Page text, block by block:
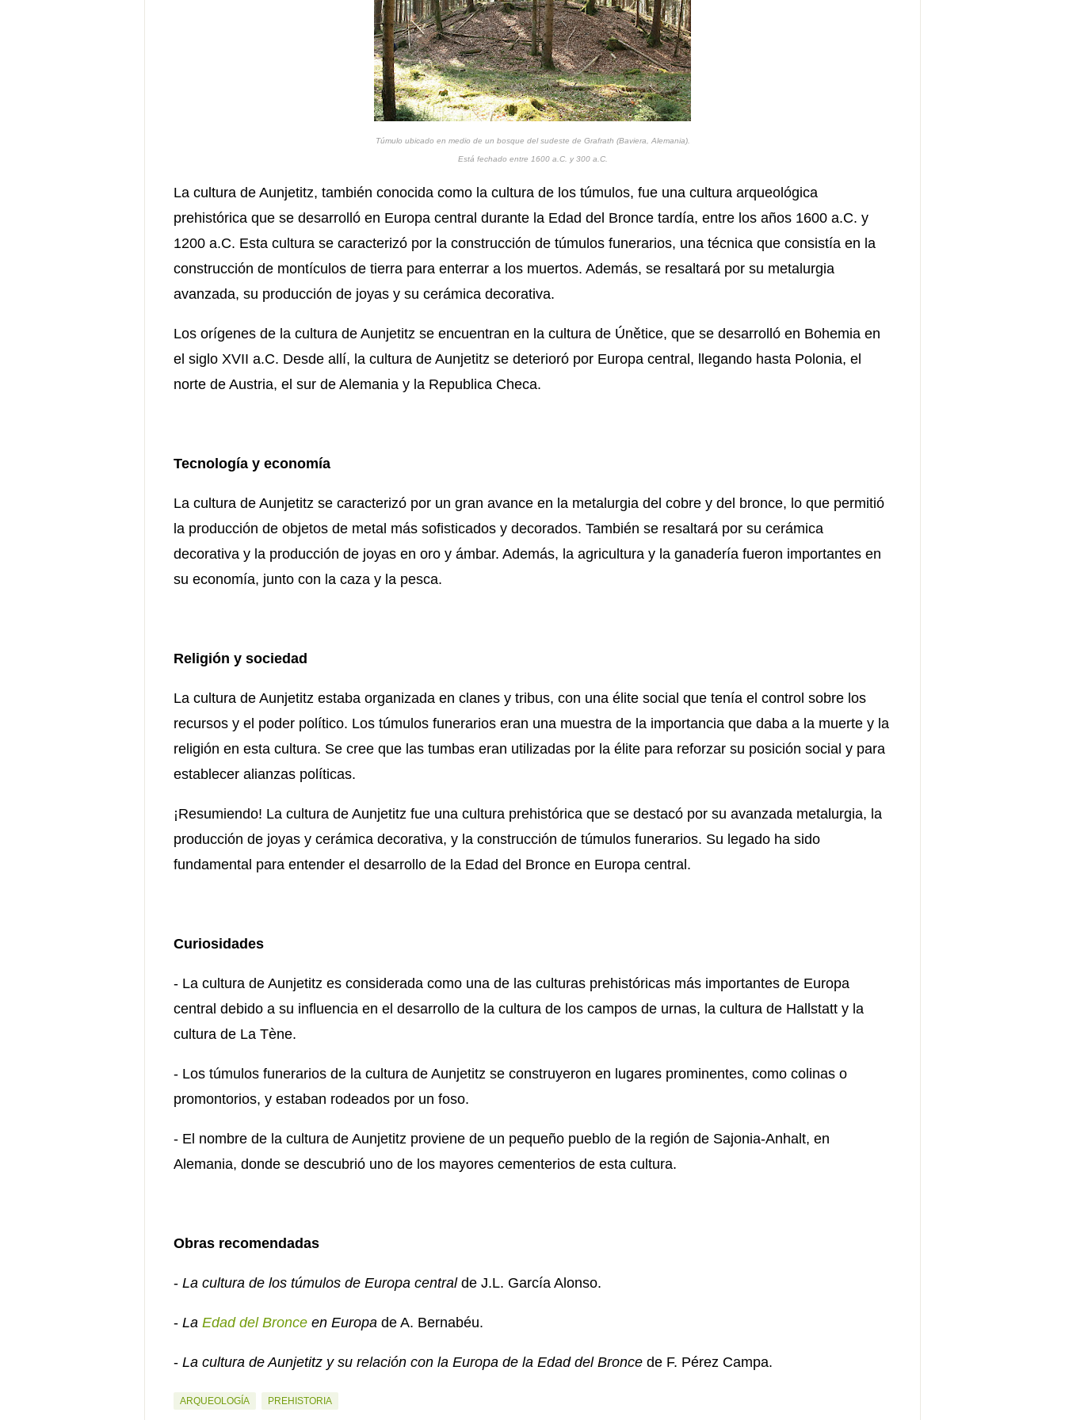
Túmulo ubicado en medio de un bosque del sudeste de Grafrath (Baviera, Alemania).
Está fechado entre 1600 a.C. y 300 a.C.
La cultura de Aunjetitz, también conocida como la cultura de los túmulos, fue una cultura arqueológica
prehistórica que se desarrolló en Europa central durante la Edad del Bronce tardía, entre los años 1600 a.C. y
1200 a.C. Esta cultura se caracterizó por la construcción de túmulos funerarios, una técnica que consistía en la
construcción de montículos de tierra para enterrar a los muertos. Además, se resaltará por su metalurgia
avanzada, su producción de joyas y su cerámica decorativa.
Los orígenes de la cultura de Aunjetitz se encuentran en la cultura de Únětice, que se desarrolló en Bohemia en
el siglo XVII a.C. Desde allí, la cultura de Aunjetitz se deterioró por Europa central, llegando hasta Polonia, el
norte de Austria, el sur de Alemania y la Republica Checa.
Tecnología y economía
La cultura de Aunjetitz se caracterizó por un gran avance en la metalurgia del cobre y del bronce, lo que permitió
la producción de objetos de metal más sofisticados y decorados. También se resaltará por su cerámica
decorativa y la producción de joyas en oro y ámbar. Además, la agricultura y la ganadería fueron importantes en
su economía, junto con la caza y la pesca.
Religión y sociedad
La cultura de Aunjetitz estaba organizada en clanes y tribus, con una élite social que tenía el control sobre los
recursos y el poder político. Los túmulos funerarios eran una muestra de la importancia que daba a la muerte y la
religión en esta cultura. Se cree que las tumbas eran utilizadas por la élite para reforzar su posición social y para
establecer alianzas políticas.
¡Resumiendo! La cultura de Aunjetitz fue una cultura prehistórica que se destacó por su avanzada metalurgia, la
producción de joyas y cerámica decorativa, y la construcción de túmulos funerarios. Su legado ha sido
fundamental para entender el desarrollo de la Edad del Bronce en Europa central.
Curiosidades
- La cultura de Aunjetitz es considerada como una de las culturas prehistóricas más importantes de Europa
central debido a su influencia en el desarrollo de la cultura de los campos de urnas, la cultura de Hallstatt y la
cultura de La Tène.
- Los túmulos funerarios de la cultura de Aunjetitz se construyeron en lugares prominentes, como colinas o
promontorios, y estaban rodeados por un foso.
- El nombre de la cultura de Aunjetitz proviene de un pequeño pueblo de la región de Sajonia-Anhalt, en
Alemania, donde se descubrió uno de los mayores cementerios de esta cultura.
Obras recomendadas
- La cultura de los túmulos de Europa centralde J.L. García Alonso.
- La Edad del Bronce en Europa de A. Bernabéu.
- La cultura de Aunjetitz y su relación con la Europa de la Edad del Bronce de F. Pérez Campa.
ARQUEOLOGÍA PREHISTORIA